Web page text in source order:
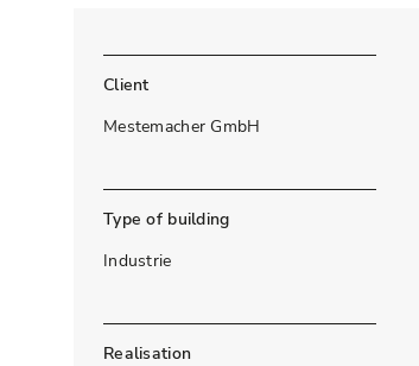
Client
Mestemacher GmbH
Type of building
Industrie
Realisation